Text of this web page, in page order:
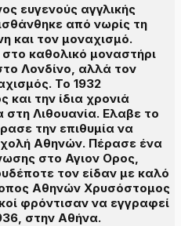
ευγενούς αγγλικής
από νωρίς τη
και τον μοναχισμό.
καθολικό μοναστήρι
Λονδίνο, αλλά τον
Το 1932
και την ίδια χρονιά
Λιθουανία. Ελαβε το
την επιθυμία να
Αθηνών. Πέρασε ένα
στο Αγιον Ορος,
τον είδαν με καλό
Αθηνών Χρυσόστομος
φρόντισαν να εγγραφεί
στην Αθήνα.